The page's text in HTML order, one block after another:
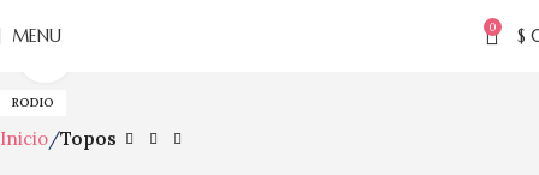
MENU 0 $
RODIO
Inicio Topos